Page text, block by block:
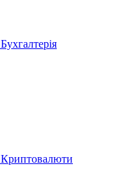
Бухгалтерія
Криптовалюти